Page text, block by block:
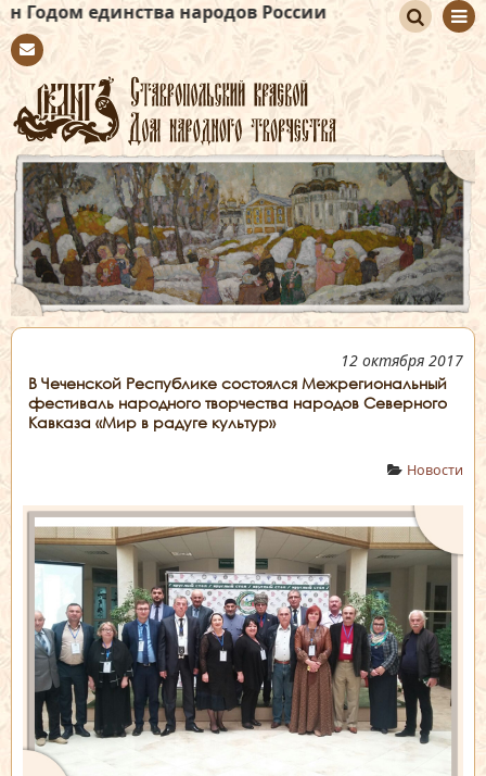
народов России
tact
иск
12 октября 2017
В Чеченской Республике состоялся Межрегиональный
фестиваль народного творчества народов Северного
Кавказа «Мир в радуге культур»
Новости